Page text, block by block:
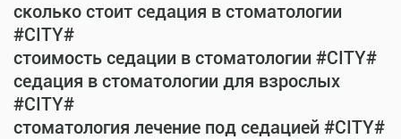
сколько стоит седация в стоматологии
#CITY#
стоимость седации в стоматологии #CITY#
седация в стоматологии для взрослых
#CITY#
стоматология лечение под седацией #CITY#